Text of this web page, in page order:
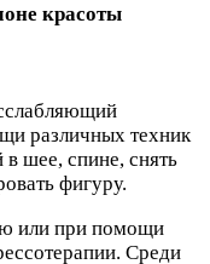
красоты
различных техник
шее, спине, снять
фигуру.
или при помощи
Среди